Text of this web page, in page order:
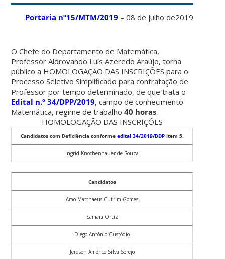
Portaria nº15/MTM/2019 – 08 de julho de2019
O Chefe do Departamento de Matemática,
Professor Aldrovando Luís Azeredo Araújo, torna
público a HOMOLOGAÇÃO DAS INSCRIÇÕES para o
Processo Seletivo Simplificado para contratação de
Professor por tempo determinado, de que trata o
Edital n.º 34/DPP/2019, campo de conhecimento
Matemática, regime de trabalho40 horas.
HOMOLOGAÇÃO DAS INSCRIÇÕES
Candidatos com Deficiência conforme edital 34/2019/DDPitem 5.
Ingrid Knochenhauer de Souza
Candidatos
Amo Matthaeus Cutrim Gomes
Samara Ortiz
Diego Antônio Custódio
Jerdson Américo Silva Serejo